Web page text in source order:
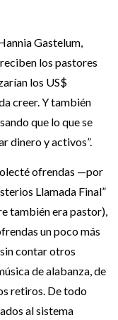
Gastelum,
los pastores
los US$
creer. Y también
que lo que se
dinero y activos”.
ofrendas —por
Llamada Final”
también era pastor),
un poco más
contar otros
de alabanza, de
retiros. De todo
al sistema